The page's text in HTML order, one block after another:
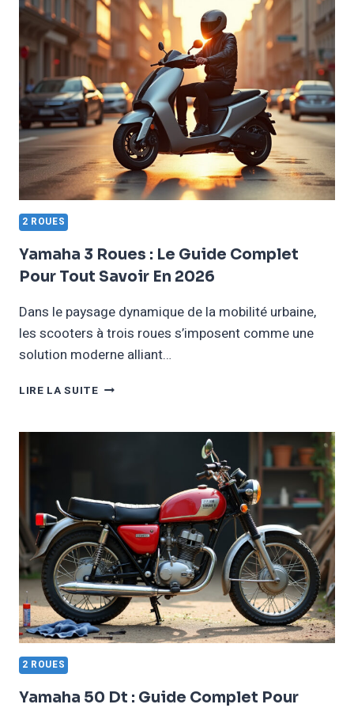
LE
GUIDE
COMPLET
POUR
CHOISIR,
ENTRETENIR
ET
PERSONNALISER
VOTRE
MOTO
2 ROUES
Yamaha 3 Roues : Le Guide Complet
Pour Tout Savoir En 2026
Dans le paysage dynamique de la mobilité urbaine,
les scooters à trois roues s’imposent comme une
solution moderne alliant…
LIRE LA SUITEYAMAHA
:
POUR
TOUT
SAVOIR
EN
2026
2 ROUES
Yamaha 50 Dt : Guide Complet Pour